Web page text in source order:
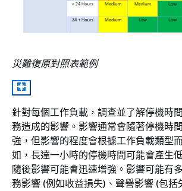
災難復原對照表範例
針對每個工作負載，調查並了解停機時
務造成的影響。影響通常會隨著停機時
強，但影響的程度會根據工作負載類型
如，長達一小時的停機時間可能會產生
隨後影響可能會迅速增強。影響可能有
務影響 (例如收益損失)、聲譽影響 (包括